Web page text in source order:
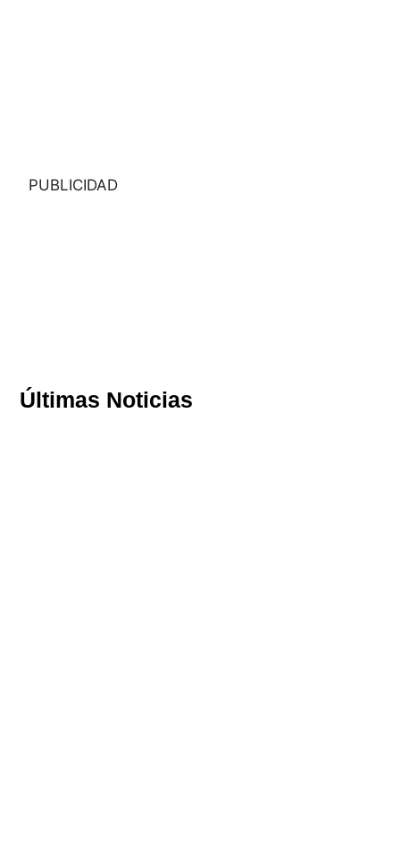
PUBLICIDAD
Últimas Noticias